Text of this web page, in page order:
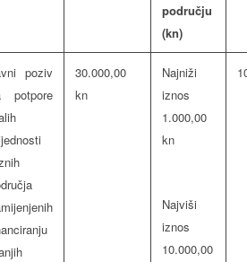
području
(kn)
poziv
potpore
30.000,00
kn
Najniži
iznos
1.000,00
kn
Najviši
iznos
10.000,00